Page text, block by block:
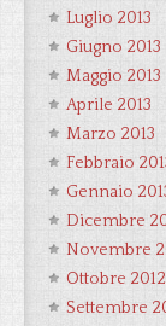
Luglio 2013
Giugno 2013
Maggio 2013
Aprile 2013
Marzo 2013
Febbraio
Gennaio
Dicembre
Novembre
Ottobre 2012
Settembre